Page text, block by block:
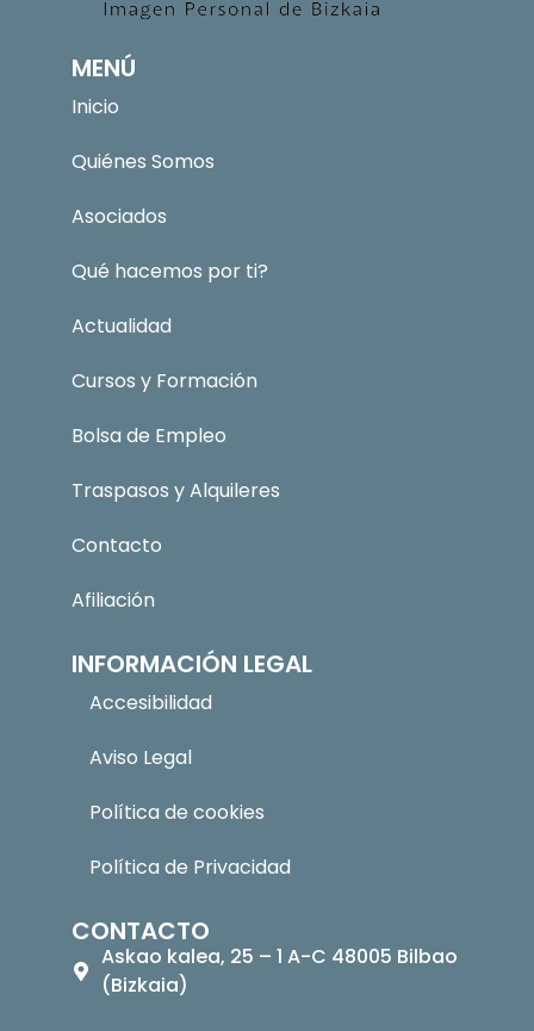
MENÚ
Inicio
Quiénes Somos
Asociados
Qué hacemos por ti?
Actualidad
Cursos y Formación
Bolsa de Empleo
Traspasos y Alquileres
Contacto
Afiliación
INFORMACIÓN LEGAL
Accesibilidad
Aviso Legal
Política de cookies
Política de Privacidad
CONTACTO
Askao kalea, 25 – 1 A-C 48005 Bilbao
(Bizkaia)